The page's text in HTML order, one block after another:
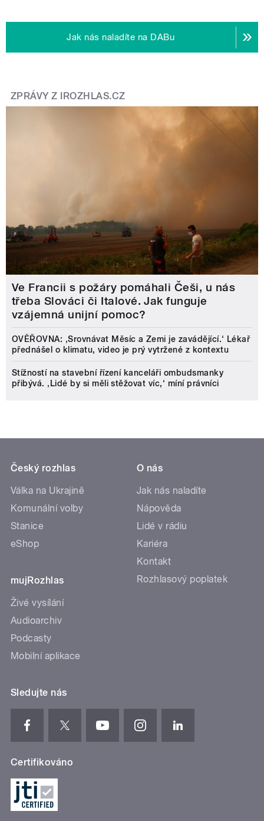
Jak nás naladíte na DABu
ZPRÁVY Z IROZHLAS.CZ
Ve Francii s požáry pomáhali Češi, u nás
třeba Slováci či Italové. Jak funguje
vzájemná unijní pomoc?
OVĚŘOVNA: ‚Srovnávat Měsíc a Zemi je zavádějící.‘ Lékař
přednášel o klimatu, video je prý vytržené z kontextu
Stížností na stavební řízení kanceláři ombudsmanky
přibývá. ‚Lidé by si měli stěžovat víc,‘ míní právníci
Český rozhlas
Válka na Ukrajině
Komunální volby
Stanice
eShop
mujRozhlas
Živé vysílání
Audioarchiv
Podcasty
Mobilní aplikace
O nás
Jak nás naladíte
Nápověda
Lidé v rádiu
Kariéra
Kontakt
Rozhlasový poplatek
Sledujte nás
Certifikováno